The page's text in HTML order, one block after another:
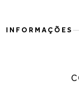
INFORMAÇÕES
ao look, enquanto a